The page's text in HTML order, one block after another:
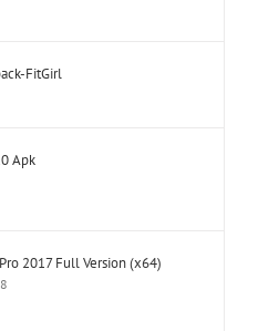
FitGirl
Apk
2017 Full Version (x64)